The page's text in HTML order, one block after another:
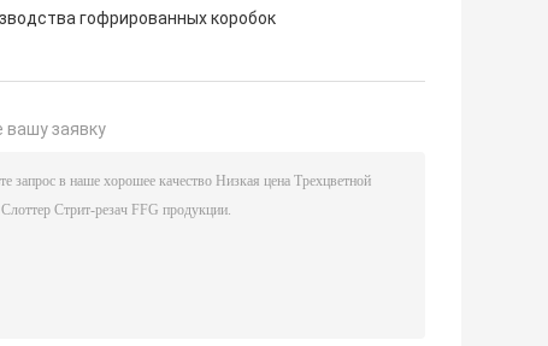
гофрированных коробок
вашу заявку